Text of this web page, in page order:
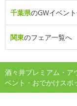
千葉県のGWイベン
関東のフェア一覧へ
酒々井プレミアム・ア
ベント・おでかけスポ